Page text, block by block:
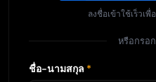
ลงชื่อเข้าใช้เร็วเ
หรือกรอ
ชื่อ-นามสกุล *